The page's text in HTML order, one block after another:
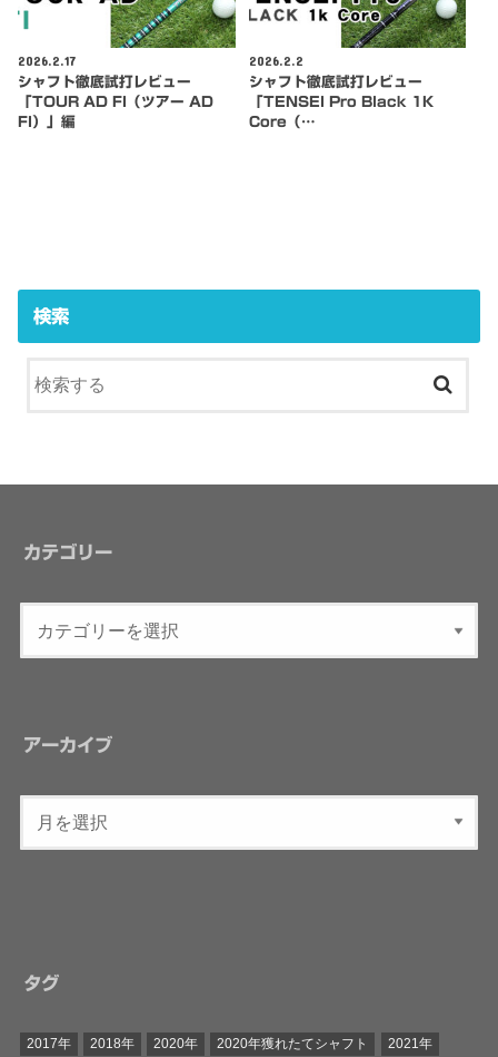
2026.2.17
シャフト徹底試打レビュー
「TOUR AD FI（ツアー AD
FI）」編
2026.2.2
シャフト徹底試打レビュー
「TENSEI Pro Black 1K
Core（…
検索
カテゴリー
アーカイブ
タグ
2017年 2018年 2020年 2020年獲れたてシャフト
2021年